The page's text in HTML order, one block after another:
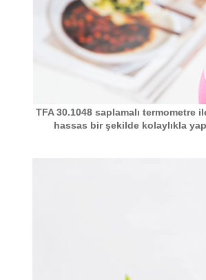
TFA 30.1048 saplamalı termometre
hassas bir şekilde kolaylıkla